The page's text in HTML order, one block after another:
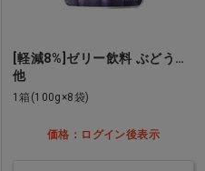
[軽減8%]ゼリー飲料 ぶどう…
他
1箱(100g×8袋)
価格：ログイン後表示